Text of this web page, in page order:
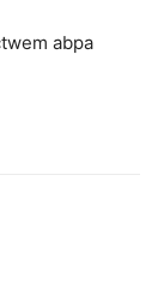
abpa